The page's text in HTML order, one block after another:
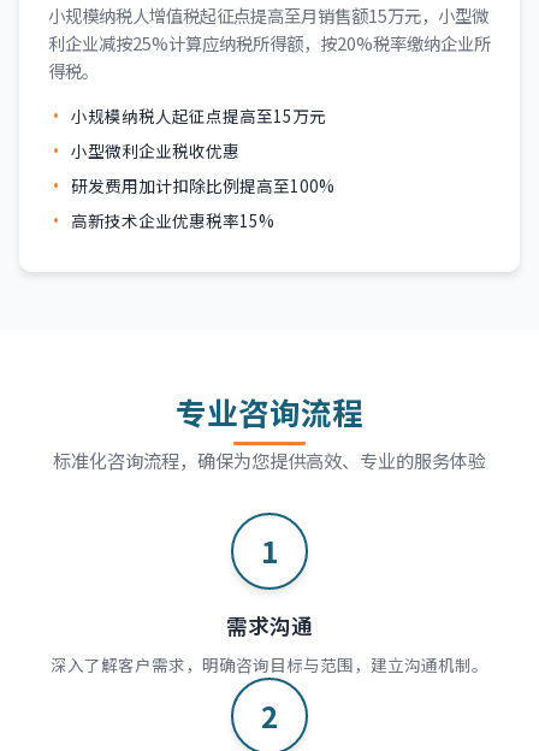
小规模纳税人增值税起征点提高至月销售额15万元，小型微
利企业减按25%计算应纳税所得额，按20%税率缴纳企业所
得税。
小规模纳税人起征点提高至15万元
小型微利企业税收优惠
研发费用加计扣除比例提高至100%
高新技术企业优惠税率15%
专业咨询流程
标准化咨询流程，确保为您提供高效、专业的服务体验
1
需求沟通
深入了解客户需求，明确咨询目标与范围，建立沟通机制。
2